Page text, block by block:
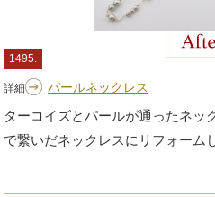
1495.
詳細 パールネックレス
ターコイズとパールが通ったネッ
で繋いだネックレスにリフォーム